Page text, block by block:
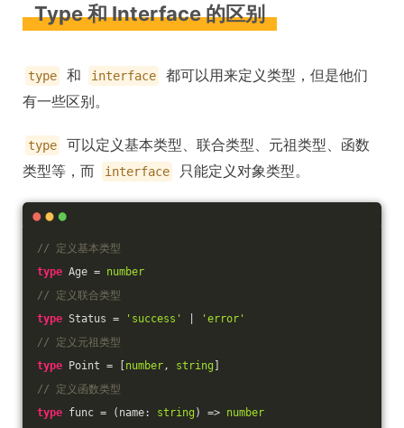
Type 和 Interface 的区别
type 和 interface
都可以用来定义类型，但是他们
有一些区别。
type
可以定义基本类型、联合类型、元祖类型、函数
类型等，而
interface 只能定义对象类型。
// 定义基本类型
type Age = number
// 定义联合类型
type Status = 'success'
'error'
// 定义元祖类型
type Point = [number , string ]
// 定义函数类型
type func = ( name: string ) => number